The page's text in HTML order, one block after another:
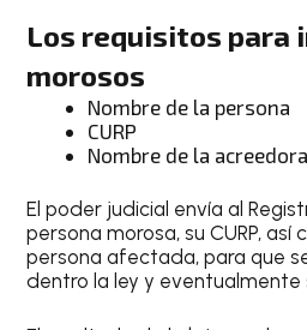
Los requisitos para
morosos
Nombre de la persona
CURP
Nombre de la
El poder judicial envía al
persona morosa, su CURP,
persona afectada, para que
dentro la ley y eventualmente